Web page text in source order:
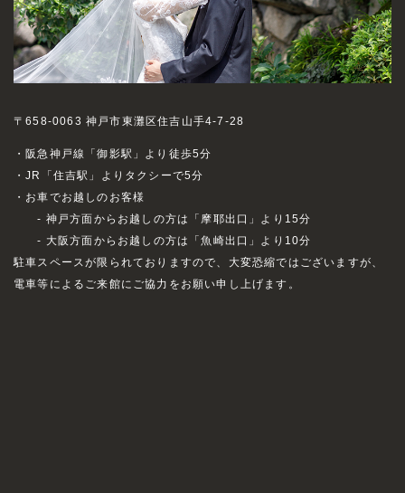
〒658-0063 神戸市東灘区住吉山手4-7-28
・阪急神戸線「御影駅」より徒歩5分
・JR「住吉駅」よりタクシーで5分
・お車でお越しのお客様
- 神戸方面からお越しの方は「摩耶出口」より15分
- 大阪方面からお越しの方は「魚崎出口」より10分
駐車スペースが限られておりますので、大変恐縮ではございますが、
電車等によるご来館にご協力をお願い申し上げます。